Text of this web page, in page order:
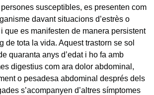
susceptibles, es presenten com
davant situacions d’estrès o
que es manifesten de manera persistent
de tota la vida. Aquest trastorn se sol
quaranta anys d’edat i ho fa amb
digestius com ara dolor abdominal,
o pesadesa abdominal després dels
s’acompanyen d’altres símptomes